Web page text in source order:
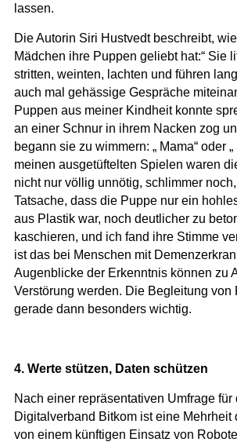
lassen.
Die Autorin Siri Hustvedt beschreibt,
Mädchen ihre Puppen geliebt hat:“ Sie
stritten, weinten, lachten und führen
auch mal gehässige Gespräche
Puppen aus meiner Kindheit konnte
an einer Schnur in ihrem Nacken zog
begann sie zu wimmern: „ Mama“ oder
meinen ausgetüftelten Spielen waren
nicht nur völlig unnötig, schlimmer
Tatsache, dass die Puppe nur ein
aus Plastik war, noch deutlicher zu
kaschieren, und ich fand ihre Stimme
ist das bei Menschen mit
Augenblicke der Erkenntnis können zu
Verstörung werden. Die Begleitung von
gerade dann besonders wichtig.
4. Werte stützen, Daten schützen
Nach einer repräsentativen Umfrage für
Digitalverband Bitkom ist eine Mehrheit
von einem künftigen Einsatz von